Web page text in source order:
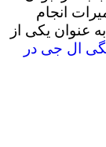
انجام
عنوان یکی از
ال جی در